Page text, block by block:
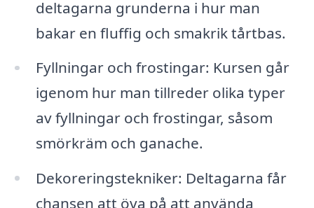
deltagarna grunderna i hur man
bakar en fluffig och smakrik tårtbas.
Fyllningar och frostingar: Kursen går
igenom hur man tillreder olika typer
av fyllningar och frostingar, såsom
smörkräm och ganache.
Dekoreringstekniker: Deltagarna får
chansen att öva på att använda